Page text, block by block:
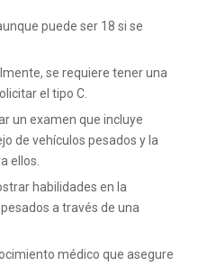
puede ser 18 si se
se requiere tener una
el tipo C.
un examen que incluye
de vehículos pesados y la
ellos.
habilidades en la
a través de una
médico que asegure